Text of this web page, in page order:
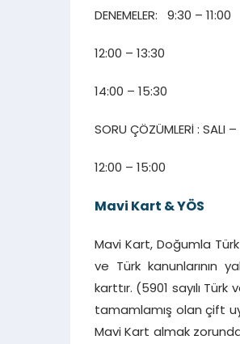
DENEMELER: 9:30 – 11:00
12:00 – 13:30
14:00 – 15:30
SORU ÇÖZÜMLERİ : SALI –
12:00 – 15:00
Mavi Kart & YÖS
Mavi Kart, Doğumla
ve Türk kanunlarının
karttır. (5901 sayılı
tamamlamış olan çift
Mavi Kart almak